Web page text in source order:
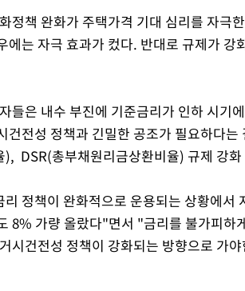
정책 완화가 주택가격 기대 심리를 자극
에는 자극 효과가 컸다. 반대로 규제가
들은 내수 부진에 기준금리가 인하 시기
건전성 정책과 긴밀한 공조가 필요하다
), DSR(총부채원리금상환비율) 규제 강
정책이 완화적으로 운용되는 상황에서
8% 가량 올랐다"면서 "금리를 불가피하
시건전성 정책이 강화되는 방향으로 가